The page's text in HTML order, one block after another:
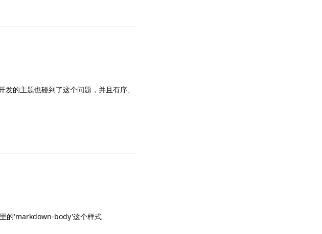
的主题也碰到了这个问题，并且有序、
的'markdown-body'这个样式